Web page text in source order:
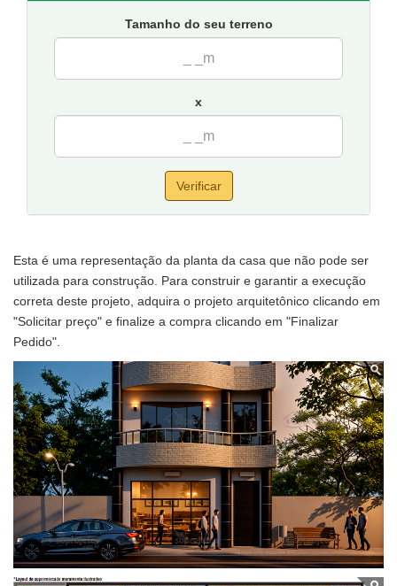
Tamanho do seu terreno
x
Verificar
Esta é uma representação da planta da casa que não pode ser
utilizada para construção. Para construir e garantir a execução
correta deste projeto, adquira o projeto arquitetônico clicando em
"Solicitar preço" e finalize a compra clicando em "Finalizar
Pedido".